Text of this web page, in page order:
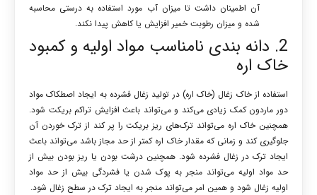
آن اطمینان داشت تا میزان آب مورد استفاده به درستی محاسبه
شده و میزان رطوبت خمیر افزایش یا کاهش پیدا نکند.
2. دانه بندی نامناسب مواد اولیه و کمبود
خاک اره
استفاده از خاک زغال (خاک اره) در تولید زغال فشرده به ایجاد اصطکاک مواد
دور ماردون کمک زیادی می‌کند و می‌تواند باعث افزایش تراکم بریکت شود.
همچنین خاک اره می‌تواند ترک‌های ریز بریکت را پر کند از ترک خوردن آن
جلوگیری کند و زمانی که مقدار خاک اره کمتر از حد مجاز باشد می‌تواند باعث
ایجاد ترک در زغال فشرده شود. همچنین درشت بودن یا ریز بودن بیش از
حد مواد اولیه می‌تواند منجر به پوک شدن یا فشردگی بیش از حد مواد
اولیه زغال شود و همین امر می‌تواند منجر به ایجاد ترک در سطح زغال شود.